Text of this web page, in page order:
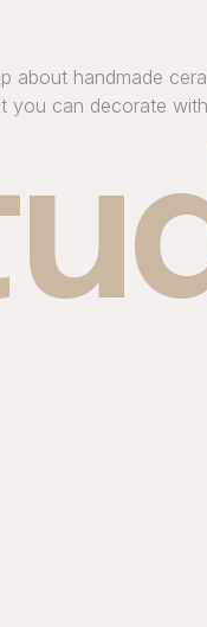
about handmade
you can decorate